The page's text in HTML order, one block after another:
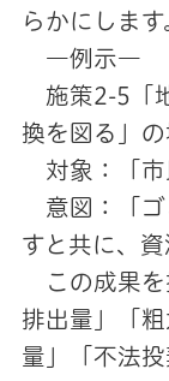
らかにします
―例示―
施策2-5「
換を図る」の
対象：「市
意図：「ゴ
すと共に、資
この成果を
排出量」「
量」「不法投